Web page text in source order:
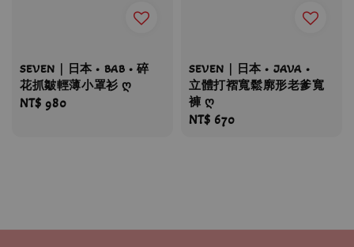
SEVEN｜日本 • BAB • 碎
花抓皺輕薄小罩衫 ღ
Regular
NT$ 980
SEVEN｜日本 • JAVA •
立體打褶寬鬆廓形老爹寬
褲 ღ
Regular
NT$ 670